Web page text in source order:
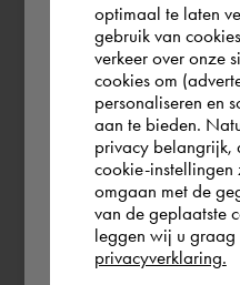
the world. Please
you wish to shop.
Schweiz
Rest of the world
optimaal te laten
gebruik van
verkeer over onze
cookies om
personaliseren en
aan te bieden.
privacy belangrijk,
cookie-instellingen
omgaan met de
van de geplaatste
leggen wij u graag
privacyverklaring.